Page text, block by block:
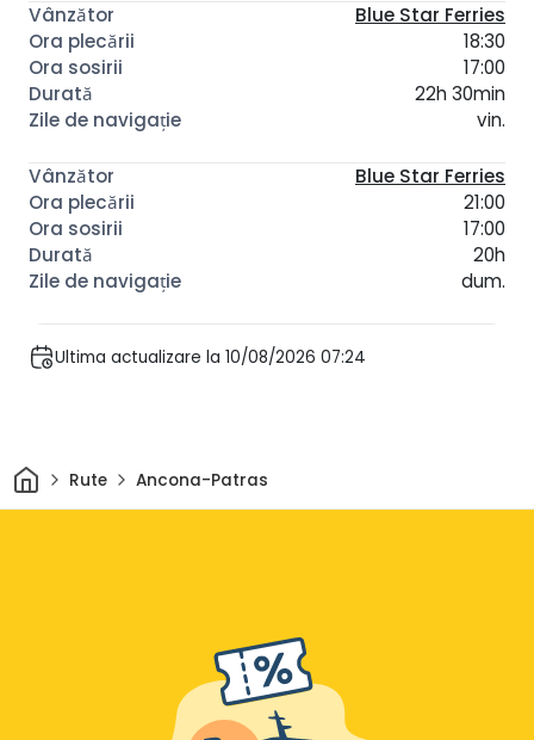
Blue Star Ferries
18:30
17:00
22h 30min
vin.
Blue Star Ferries
21:00
17:00
20h
dum.
Ultima actualizare la 10/08/2026 07:24
AcasăRute Ancona-Patras